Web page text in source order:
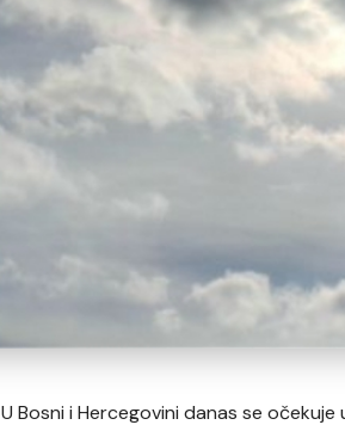
U Bosni i Hercegovini danas se